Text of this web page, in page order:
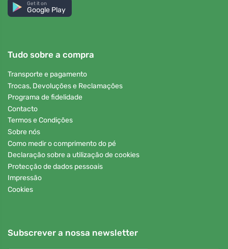
Get it on
Google Play
Tudo sobre a compra
Transporte e pagamento
Trocas, Devoluções e Reclamações
Programa de fidelidade
Contacto
Termos e Condições
Sobre nós
Como medir o comprimento do pé
Declaração sobre a utilização de cookies
Protecção de dados pessoais
Impressão
Cookies
Subscrever a nossa newsletter